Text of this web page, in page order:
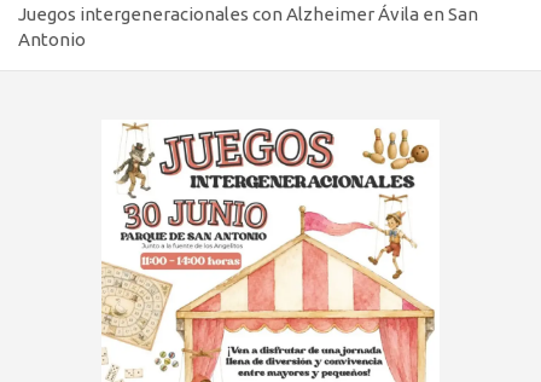
Juegos intergeneracionales con Alzheimer Ávila en San
Antonio